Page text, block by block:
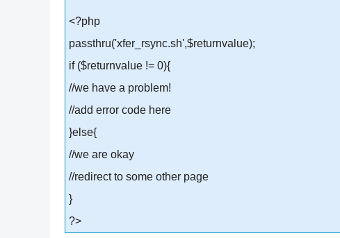
<?php
passthru('xfer_rsync.sh',$returnvalue);
if ($returnvalue != 0){
//we have a problem!
//add error code here
}else{
//we are okay
//redirect to some other page
}
?>